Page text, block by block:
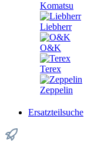
Komatsu
Liebherr
O&K
Terex
Zeppelin
Ersatzteilsuche